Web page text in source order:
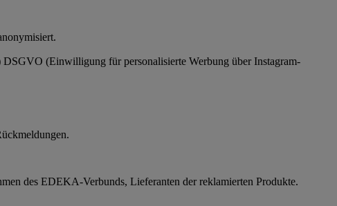
(Einwilligung für personalisierte Werbung über Instagram-
des EDEKA-Verbunds, Lieferanten der reklamierten Produkte.